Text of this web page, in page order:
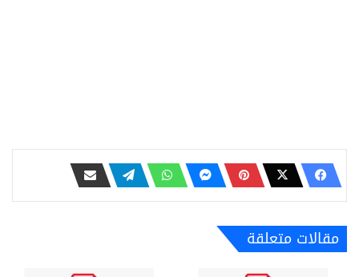
مقالات متعلقة